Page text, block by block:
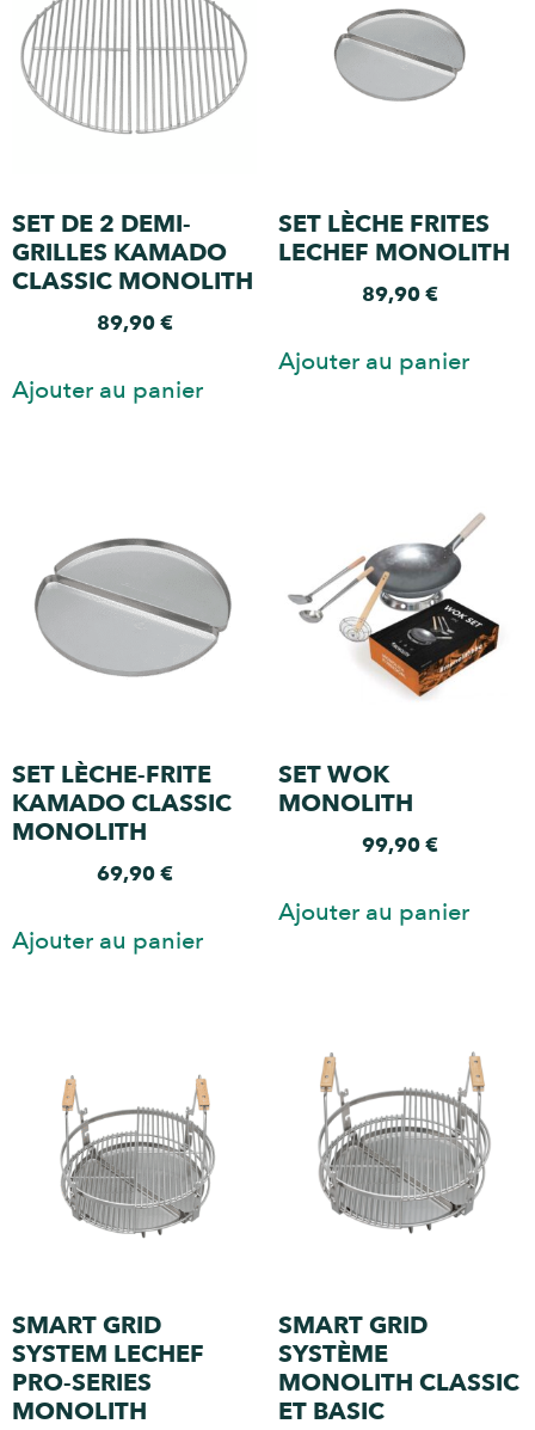
SET DE 2 DEMI-
GRILLES KAMADO
CLASSIC MONOLITH
89,90€
Ajouter au panier
SET LÈCHE FRITES
LECHEF MONOLITH
89,90€
Ajouter au panier
SET LÈCHE-FRITE
KAMADO CLASSIC
MONOLITH
69,90€
Ajouter au panier
SET WOK
MONOLITH
99,90€
Ajouter au panier
SMART GRID
SYSTEM LECHEF
PRO-SERIES
MONOLITH
SMART GRID
SYSTÈME
MONOLITH CLASSIC
ET BASIC